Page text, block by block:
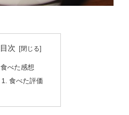
目次
食べた感想
食べた評価